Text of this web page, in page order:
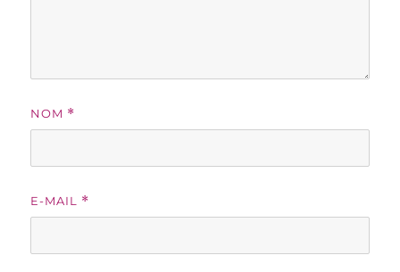
NOM *
E-MAIL *